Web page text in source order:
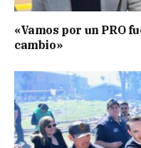
«Vamos por un PRO
cambio»